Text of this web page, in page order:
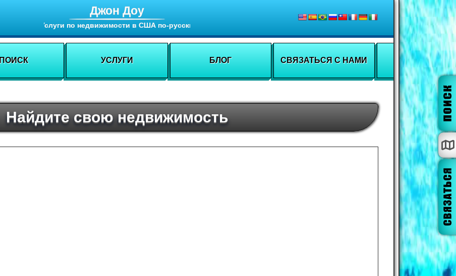
Джон Доу
Услуги по недвижимости в США по-русски
ПОИСК УСЛУГИ БЛОГ СВЯЗАТЬСЯ С НАМИ
Найдите свою недвижимость